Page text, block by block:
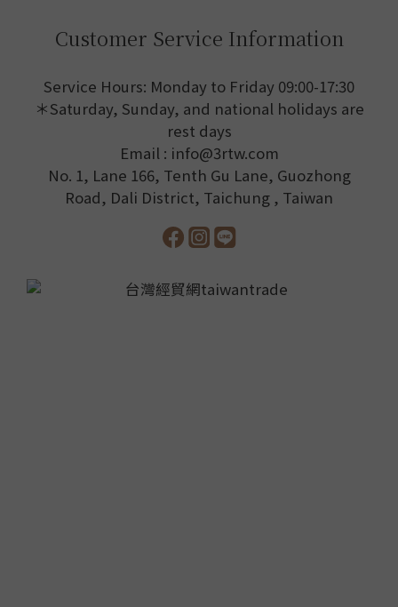
Customer Service Information
Service Hours: Monday to Friday 09:00-17:30
＊Saturday, Sunday, and national holidays are
rest days
Email : info@3rtw.com
No. 1, Lane 166, Tenth Gu Lane, Guozhong
Road, Dali District, Taichung , Taiwan